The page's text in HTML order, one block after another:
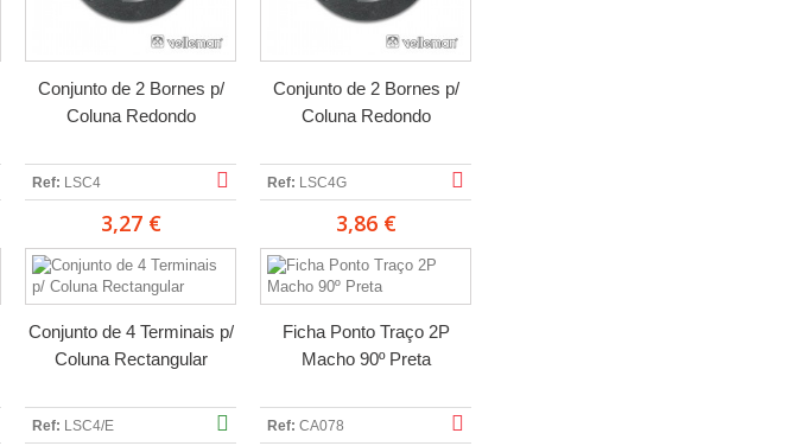
Conjunto de 2 Bornes p/
Coluna Redondo
Ref: LSC4
3,27 €
Conjunto de 2 Bornes p/
Coluna Redondo
Ref: LSC4G
3,86 €
Conjunto de 4 Terminais p/
Coluna Rectangular
Ref: LSC4/E
Ficha Ponto Traço 2P
Macho 90º Preta
Ref: CA078